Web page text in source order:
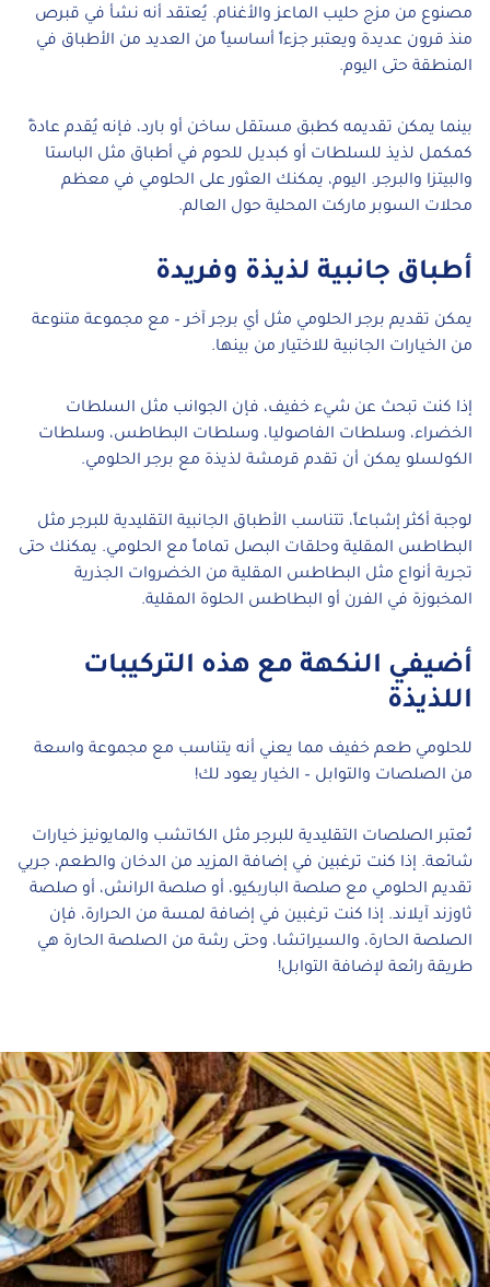
مصنوع من مزج حليب الماعز والأغنام. يُعتقد أنه نشأ في قبرص
منذ قرون عديدة ويعتبر جزءاً أساسياً من العديد من الأطباق في
المنطقة حتى اليوم.
بينما يمكن تقديمه كطبق مستقل ساخن أو بارد، فإنه يُقدم عادةً
كمكمل لذيذ للسلطات أو كبديل للحوم في أطباق مثل الباستا
والبيتزا والبرجر. اليوم، يمكنك العثور على الحلومي في معظم
محلات السوبر ماركت المحلية حول العالم.
أطباق جانبية لذيذة وفريدة
يمكن تقديم برجر الحلومي مثل أي برجر آخر – مع مجموعة متنوعة
من الخيارات الجانبية للاختيار من بينها.
إذا كنت تبحث عن شيء خفيف، فإن الجوانب مثل السلطات
الخضراء، وسلطات الفاصوليا، وسلطات البطاطس، وسلطات
الكولسلو يمكن أن تقدم قرمشة لذيذة مع برجر الحلومي.
لوجبة أكثر إشباعاً، تتناسب الأطباق الجانبية التقليدية للبرجر مثل
البطاطس المقلية وحلقات البصل تماماً مع الحلومي. يمكنك حتى
تجربة أنواع مثل البطاطس المقلية من الخضروات الجذرية
المخبوزة في الفرن أو البطاطس الحلوة المقلية.
أضيفي النكهة مع هذه التركيبات
اللذيذة
للحلومي طعم خفيف مما يعني أنه يتناسب مع مجموعة واسعة
من الصلصات والتوابل – الخيار يعود لك!
تُعتبر الصلصات التقليدية للبرجر مثل الكاتشب والمايونيز خيارات
شائعة. إذا كنت ترغبين في إضافة المزيد من الدخان والطعم، جربي
تقديم الحلومي مع صلصة الباربكيو، أو صلصة الرانش، أو صلصة
ثاوزند آيلاند. إذا كنت ترغبين في إضافة لمسة من الحرارة، فإن
الصلصة الحارة، والسيراتشا، وحتى رشة من الصلصة الحارة هي
طريقة رائعة لإضافة التوابل!